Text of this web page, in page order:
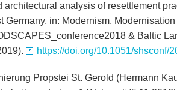
architectural analysis of resettlement
in: Modernism, Modernisation
& Baltic
https://doi.org/10.1051/shsconf/
Propstei St. Gerold (Hermann